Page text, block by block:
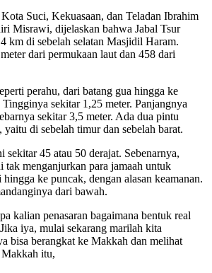
Suci, Kekuasaan, dan Teladan Ibrahim
Misrawi, dijelaskan bahwa Jabal Tsur
km di sebelah selatan Masjidil Haram.
dari permukaan laut dan 458 dari
perahu, dari batang gua hingga ke
Tingginya sekitar 1,25 meter. Panjangnya
sekitar 3,5 meter. Ada dua pintu
di sebelah timur dan sebelah barat.
45 atau 50 derajat. Sebenarnya,
tak menganjurkan para jamaah untuk
ke puncak, dengan alasan keamanan.
dari bawah.
kalian penasaran bagaimana bentuk real
iya, mulai sekarang marilah kita
bisa berangkat ke Makkah dan melihat
itu,